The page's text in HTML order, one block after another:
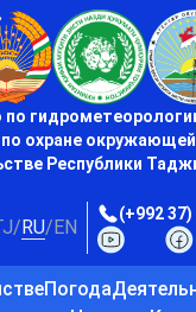
по
охране
Республики
/RU/EN
(+992
Погода